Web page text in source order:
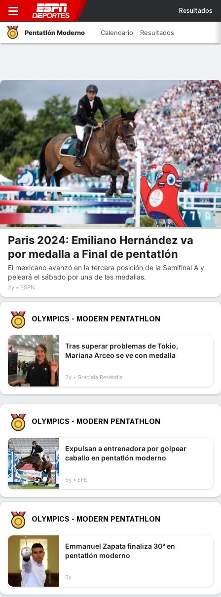
Resultados
Pentatlón Moderno Calendario Resultados
Paris 2024: Emiliano Hernández va
por medalla a Final de pentatlón
El mexicano avanzó en la tercera posición de la Semifinal A y
peleará el sábado por una de las medallas.
2y ESPN
OLYMPICS - MODERN PENTATHLON
Tras superar problemas de Tokio,
Mariana Arceo se ve con medalla
2y Graciela Reséndiz
OLYMPICS - MODERN PENTATHLON
Expulsan a entrenadora por golpear
caballo en pentatlón moderno
5y EFE
OLYMPICS - MODERN PENTATHLON
Emmanuel Zapata finaliza 30° en
pentatlón moderno
5y